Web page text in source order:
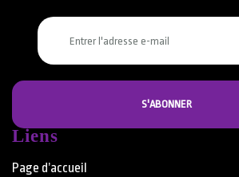
Liens
Page d’accueil